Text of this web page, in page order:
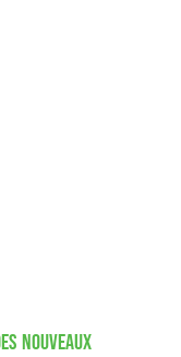
NOUVEAUX